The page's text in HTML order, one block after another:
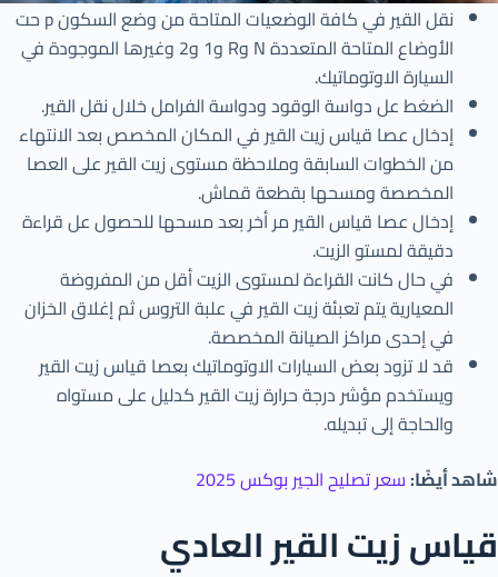
نقل القير في كافة الوضعيات المتاحة من وضع السكون p حت
الأوضاع المتاحة المتعددة N وR و1 و2 وغيرها الموجودة في
السيارة الاوتوماتيك.
الضغط عل دواسة الوقود ودواسة الفرامل خلال نقل القير.
إدخال عصا قياس زيت القير في المكان المخصص بعد الانتهاء
من الخطوات السابقة وملاحظة مستوى زيت القير على العصا
المخصصة ومسحها بقطعة قماش.
إدخال عصا قياس القير مر أخر بعد مسحها للحصول عل قراءة
دقيقة لمستو الزيت.
في حال كانت القراءة لمستوى الزيت أقل من المفروضة
المعيارية يتم تعبئة زيت القير في علبة التروس ثم إغلاق الخزان
في إحدى مراكز الصيانة المخصصة.
قد لا تزود بعض السيارات الاوتوماتيك بعصا قياس زيت القير
ويستخدم مؤشر درجة حرارة زيت القير كدليل على مستواه
والحاجة إلى تبديله.
شاهد أيضًا:سعر تصليح الجير بوكس 2025
قياس زيت القير العادي